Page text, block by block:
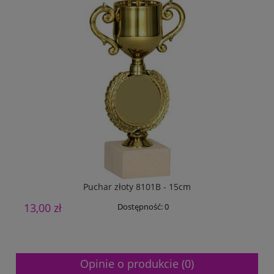
Puchar złoty 8101B - 15cm
13,00 zł Dostępność:0
Opinie o produkcie (0)